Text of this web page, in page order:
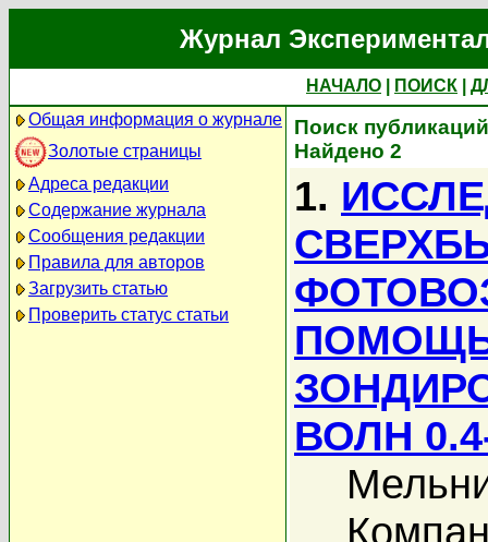
Журнал
НАЧАЛО ПОИСК
Общая информация о журнале
Золотые страницы
Адреса редакции
Содержание журнала
Сообщения редакции
Правила для авторов
Загрузить статью
Проверить статус статьи
Поиск
Найдено 2
1.
ВОЛН